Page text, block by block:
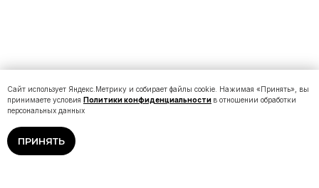
Сайт использует Яндекс.Метрику и собирает файлы cookie. Нажимая «Принять», вы
принимаете условия Политики конфиденциальности в отношении обработки
персональных данных
ПРИНЯТЬ